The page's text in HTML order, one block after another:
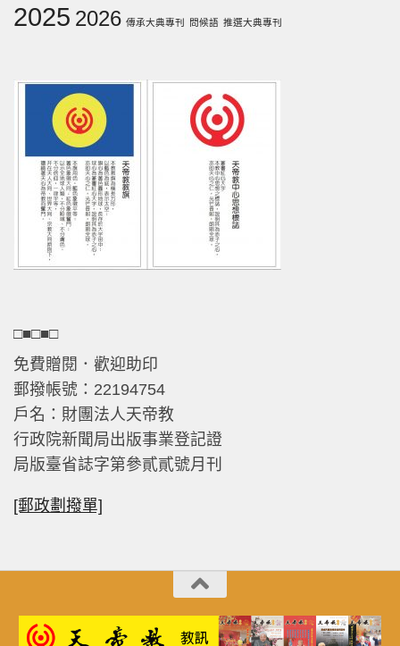
2025 2026 傳承大典專刊 問候語 推選大典專刊
□■□■□
免費贈閱．歡迎助印
郵撥帳號：22194754
戶名：財團法人天帝教
行政院新聞局出版事業登記證
局版臺省誌字第參貳貳號月刊
[郵政劃撥單]